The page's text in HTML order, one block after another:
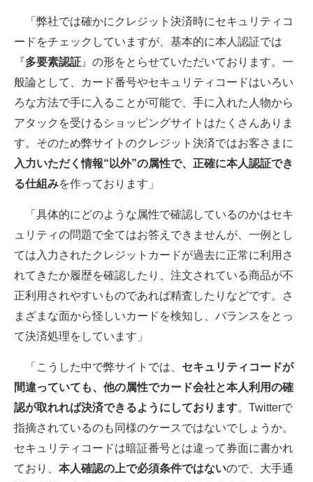
「弊社では確かにクレジット決済時にセキュリティコ
ードをチェックしていますが、基本的に本人認証では
『多要素認証 』の形をとらせていただいております。一
般論として、カード番号やセキュリティコードはいろい
ろな方法で手に入ることが可能で、手に入れた人物から
アタックを受けるショッピングサイトはたくさんありま
す。そのため弊サイトのクレジット決済ではお客さまに
入力いただく情報“以外”の属性で、正確に本人認証でき
る仕組みを作っております」
「具体的にどのような属性で確認しているのかはセキ
ュリティの問題で全てはお答えできませんが、一例とし
ては入力されたクレジットカードが過去に正常に利用さ
れてきたか履歴を確認したり、注文されている商品が不
正利用されやすいものであれば精査したりなどです。さ
まざまな面から怪しいカードを検知し、バランスをとっ
て決済処理をしています」
「こうした中で弊サイトでは、 セキュリティコードが
間違っていても、他の属性でカード会社と本人利用の確
認が取れれば決済できるようにしております。Twitterで
指摘されているのも同様のケースではないでしょうか。
セキュリティコードは暗証番号とは違って券面に書かれ
ており、 本人確認の上で必須条件ではないので、大手通